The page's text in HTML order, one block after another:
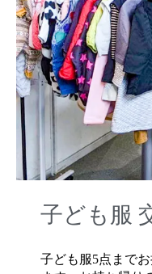
子ども服
子ども服5点まで